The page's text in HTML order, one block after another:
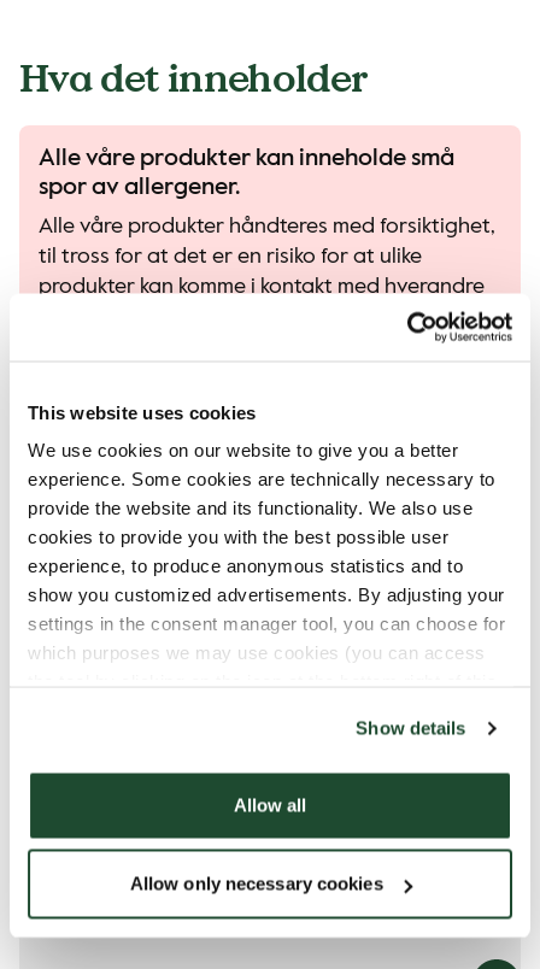
This website uses cookies
We use cookies on our website to give you a better
experience. Some cookies are technically necessary to
provide the website and its functionality. We also use
cookies to provide you with the best possible user
experience, to produce anonymous statistics and to
show you customized advertisements. By adjusting your
settings in the consent manager tool, you can choose for
which purposes we may use cookies (you can access
Show details
Allow all
Allow only necessary cookies
Hva det inneholder
Alle våre produkter kan inneholde små
spor av allergener.
Alle våre produkter håndteres med forsiktighet,
til tross for at det er en risiko for at ulike
produkter kan komme i kontakt med hverandre
og forurensning av allergener kan oppstå..
Allergener
Hvete
Egg
Melk
Pekannøtter
Hasselnøtter